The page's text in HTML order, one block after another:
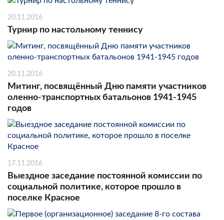
20.11.2016
Турнир по настольному теннису
20.11.2016
Митинг, посвящённый Дню памяти участников
оленно-транспортных батальонов 1941-1945
годов
17.11.2016
Выездное заседание постоянной комиссии по
социальной политике, которое прошло в
поселке Красное